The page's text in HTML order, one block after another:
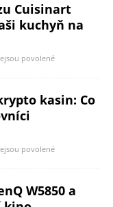
Cuisinart
kuchyň na
povolené
kasin: Co
povolené
W5850 a